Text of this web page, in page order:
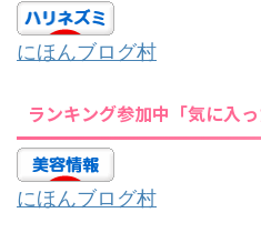
にほんブログ村
ランキング参加中「気に入っ
にほんブログ村